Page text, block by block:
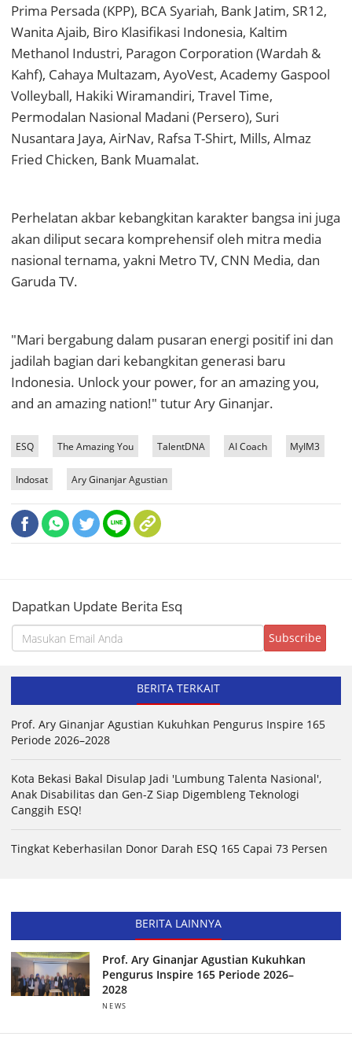
Prima Persada (KPP), BCA Syariah, Bank Jatim, SR12,
Wanita Ajaib, Biro Klasifikasi Indonesia, Kaltim
Methanol Industri, Paragon Corporation (Wardah &
Kahf), Cahaya Multazam, AyoVest, Academy Gaspool
Volleyball, Hakiki Wiramandiri, Travel Time,
Permodalan Nasional Madani (Persero), Suri
Nusantara Jaya, AirNav, Rafsa T-Shirt, Mills, Almaz
Fried Chicken, Bank Muamalat.
Perhelatan akbar kebangkitan karakter bangsa ini juga
akan diliput secara komprehensif oleh mitra media
nasional ternama, yakni Metro TV, CNN Media, dan
Garuda TV.
"Mari bergabung dalam pusaran energi positif ini dan
jadilah bagian dari kebangkitan generasi baru
Indonesia. Unlock your power, for an amazing you,
and an amazing nation!" tutur Ary Ginanjar.
ESQ The Amazing You TalentDNA AI Coach MyIM3
Indosat Ary Ginanjar Agustian
Dapatkan Update Berita Esq
BERITA TERKAIT
Prof. Ary Ginanjar Agustian Kukuhkan Pengurus Inspire 165
Periode 2026–2028
Kota Bekasi Bakal Disulap Jadi 'Lumbung Talenta Nasional',
Anak Disabilitas dan Gen-Z Siap Digembleng Teknologi
Canggih ESQ!
Tingkat Keberhasilan Donor Darah ESQ 165 Capai 73 Persen
BERITA LAINNYA
Prof. Ary Ginanjar Agustian Kukuhkan
Pengurus Inspire 165 Periode 2026–
2028
NEWS